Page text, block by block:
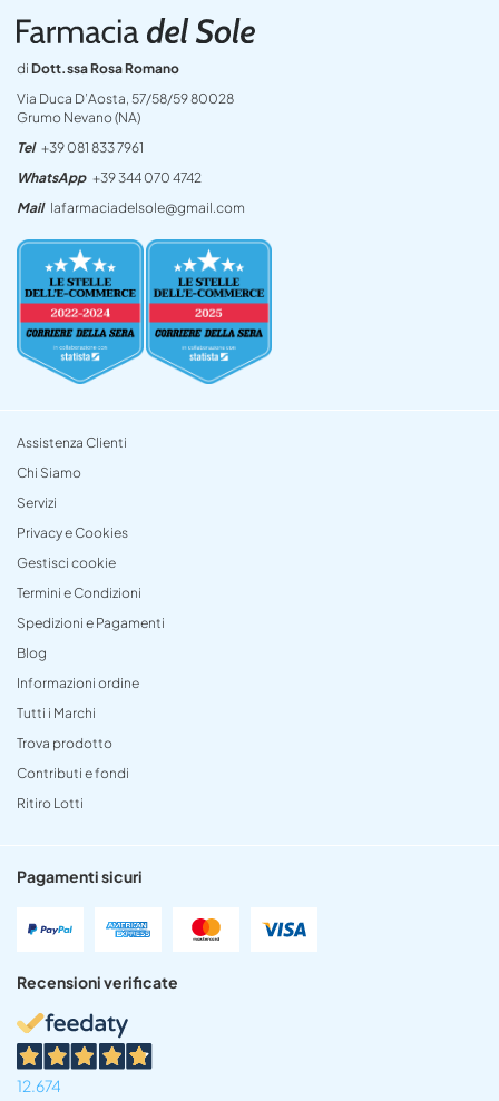
di Dott.ssa Rosa Romano
Via Duca D’Aosta, 57/58/59 80028
Grumo Nevano (NA)
Tel +39 081 833 7961
WhatsApp +39 344 070 4742
Mail lafarmaciadelsole@gmail.com
Assistenza Clienti
Chi Siamo
Servizi
Privacy e Cookies
Gestisci cookie
Termini e Condizioni
Spedizioni e Pagamenti
Blog
Informazioni ordine
Tutti i Marchi
Trova prodotto
Contributi e fondi
Ritiro Lotti
Pagamenti sicuri
Recensioni verificate
12.674